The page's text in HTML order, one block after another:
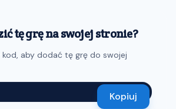
tę grę na swojej stronie?
kod, aby dodać tę grę do swojej
Kopiuj